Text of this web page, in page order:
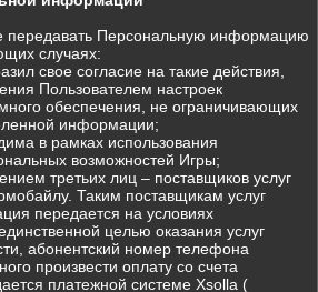
передавать Персональную информацию
случаях:
свое согласие на такие действия,
Пользователем настроек
обеспечения, не ограничивающих
информации;
в рамках использования
возможностей Игры;
третьих лиц – поставщиков услуг
Таким поставщикам услуг
передается на условиях
целью оказания услуг
абонентский номер телефона
произвести оплату со счета
платежной системе Xsolla (